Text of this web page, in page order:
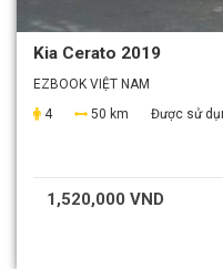
Kia Cerato 2019
EZBOOK VIỆT NAM
4
50 km Được sử
1,520,000 VND